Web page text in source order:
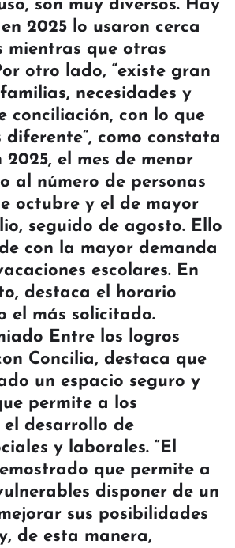
son muy diversos. Hay
2025 lo usaron cerca
mientras que otras
otro lado, “existe gran
necesidades y
conciliación, con lo que
diferente”, como constata
2025, el mes de menor
al número de personas
octubre y el de mayor
seguido de agosto. Ello
con la mayor demanda
escolares. En
destaca el horario
el más solicitado.
Entre los logros
Concilia, destaca que
un espacio seguro y
permite a los
desarrollo de
y laborales. “El
que permite a
disponer de un
sus posibilidades
de esta manera,